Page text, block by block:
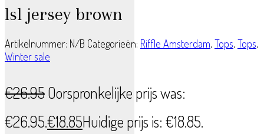
lsl jersey brown
Artikelnummer: N/B Categorieën: Riffle Amsterdam,Tops,Tops,
Winter sale
€26.95Oorspronkelijke prijs was:
€26.95.€18.85Huidige prijs is: €18.85.